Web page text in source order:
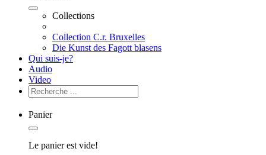
Collections
Collection C.r. Bruxelles
Die Kunst des Fagott blasens
Qui suis-je?
Audio
Video
Panier
Le panier est vide!